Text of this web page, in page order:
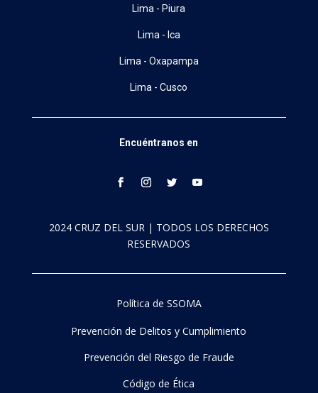
Lima - Piura
Lima - Ica
Lima - Oxapampa
Lima - Cusco
Encuéntranos en
2024 CRUZ DEL SUR | TODOS LOS DERECHOS
RESERVADOS
Política de SSOMA
Prevención de Delitos y Cumplimiento
Prevención del Riesgo de Fraude
Código de Ética